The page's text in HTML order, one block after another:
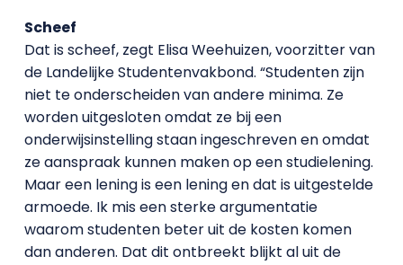
Scheef
Dat is scheef, zegt Elisa Weehuizen, voorzitter van
de Landelijke Studentenvakbond. “Studenten zijn
niet te onderscheiden van andere minima. Ze
worden uitgesloten omdat ze bij een
onderwijsinstelling staan ingeschreven en omdat
ze aanspraak kunnen maken op een studielening.
Maar een lening is een lening en dat is uitgestelde
armoede. Ik mis een sterke argumentatie
waarom studenten beter uit de kosten komen
dan anderen. Dat dit ontbreekt blijkt al uit de